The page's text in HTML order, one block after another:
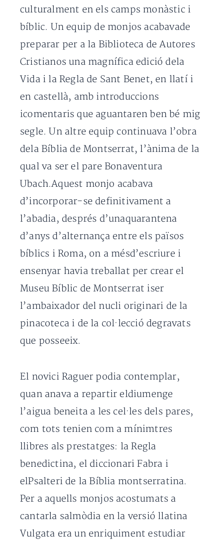
culturalment en els camps monàstic i
bíblic. Un equip de monjos acabavade
preparar per a la Biblioteca de Autores
Cristianos una magnífica edició dela
Vida i la Regla de Sant Benet, en llatí i
en castellà, amb introduccions
icomentaris que aguantaren ben bé mig
segle. Un altre equip continuava l’obra
dela Bíblia de Montserrat, l’ànima de la
qual va ser el pare Bonaventura
Ubach.Aquest monjo acabava
d’incorporar-se definitivament a
l’abadia, després d’unaquarantena
d’anys d’alternança entre els països
bíblics i Roma, on a mésd’escriure i
ensenyar havia treballat per crear el
Museu Bíblic de Montserrat iser
l’ambaixador del nucli originari de la
pinacoteca i de la col·lecció degravats
que posseeix.
El novici Raguer podia contemplar,
quan anava a repartir eldiumenge
l’aigua beneita a les cel·les dels pares,
com tots tenien com a mínimtres
llibres als prestatges: la Regla
benedictina, el diccionari Fabra i
elPsalteri de la Bíblia montserratina.
Per a aquells monjos acostumats a
cantarla salmòdia en la versió llatina
Vulgata era un enriquiment estudiar